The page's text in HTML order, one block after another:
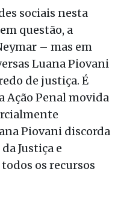
sociais nesta
questão, a
– mas em
Luana Piovani
de justiça. É
Ação Penal movida
Piovani discorda
Justiça e
os recursos